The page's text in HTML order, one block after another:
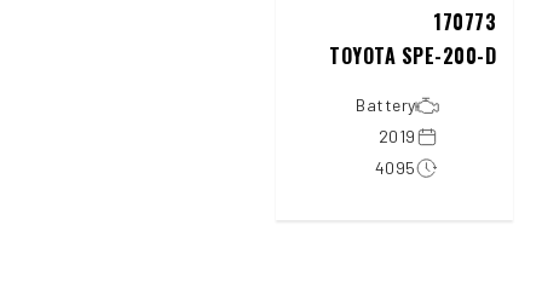
170773
TOYOTA SPE-200-D
Battery
2019
4095